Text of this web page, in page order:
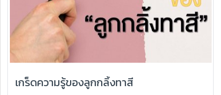
เกร็ดความรู้ของลูกกลิ้งทาสี